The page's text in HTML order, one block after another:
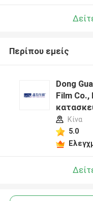
Περίπου εμείς
Dong
Film
Κίνα
5.0